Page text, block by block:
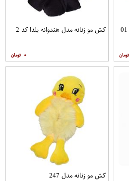
کش مو زنانه مدل هندوانه یلدا کد 2
۰
کش مو زنانه مدل 247